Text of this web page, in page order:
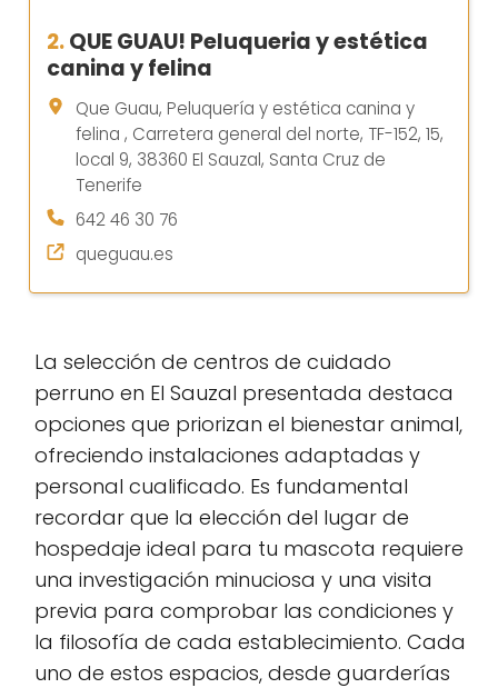
2.QUE GUAU! Peluqueria y estética
canina y felina
Que Guau, Peluquería y estética canina y
felina , Carretera general del norte, TF-152, 15,
local 9, 38360 El Sauzal, Santa Cruz de
Tenerife
642 46 30 76
queguau.es
La selección de centros de cuidado
perruno en El Sauzal presentada destaca
opciones que priorizan el bienestar animal,
ofreciendo instalaciones adaptadas y
personal cualificado. Es fundamental
recordar que la elección del lugar de
hospedaje ideal para tu mascota requiere
una investigación minuciosa y una visita
previa para comprobar las condiciones y
la filosofía de cada establecimiento. Cada
uno de estos espacios, desde guarderías